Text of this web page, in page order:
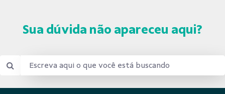
Sua dúvida não apareceu aqui?